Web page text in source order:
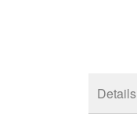
Details